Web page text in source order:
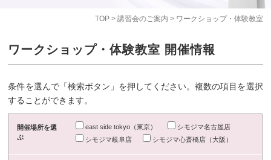
TOP> 講習会のご案内 > ワークショップ・体験教室
ワークショップ・体験教室 開催情報
条件を選んで「検索ボタン」を押してください。複数の項目を選択
することができます。
開催場所を選
ぶ
east side tokyo（東京）
シモジマ名古屋店
シモジマ岐阜店
シモジマ心斎橋店（大阪）